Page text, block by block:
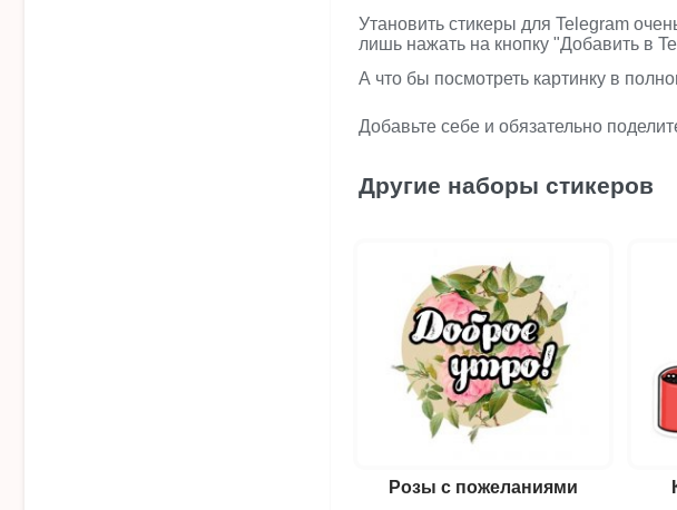
Утановить стикеры для Telegram
лишь нажать на кнопку "Добавить в
А что бы посмотреть картинку в
Добавьте себе и обязательно
Другие наборы стикеров
Розы с пожеланиями